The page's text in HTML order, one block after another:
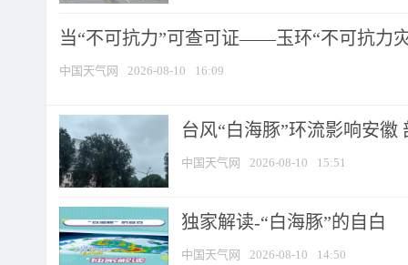
当“不可抗力”可查可证——玉环“不可抗力
中国天气网 2026-08-10 16:09
台风“白海豚”环流影响安
中国天气网 2026-08-10 15:51
​独家解读-“白海豚”的自白
中国天气网 2026-08-10 14:50